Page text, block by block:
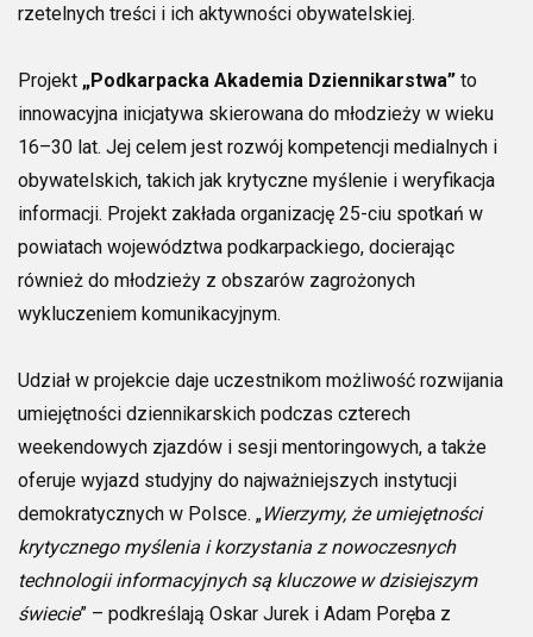
rzetelnych treści i ich aktywności obywatelskiej.
Projekt „Podkarpacka Akademia Dziennikarstwa” to
innowacyjna inicjatywa skierowana do młodzieży w wieku
16–30 lat. Jej celem jest rozwój kompetencji medialnych i
obywatelskich, takich jak krytyczne myślenie i weryfikacja
informacji. Projekt zakłada organizację 25-ciu spotkań w
powiatach województwa podkarpackiego, docierając
również do młodzieży z obszarów zagrożonych
wykluczeniem komunikacyjnym.
Udział w projekcie daje uczestnikom możliwość rozwijania
umiejętności dziennikarskich podczas czterech
weekendowych zjazdów i sesji mentoringowych, a także
oferuje wyjazd studyjny do najważniejszych instytucji
demokratycznych w Polsce. „Wierzymy, że umiejętności
krytycznego myślenia i korzystania z nowoczesnych
technologii informacyjnych są kluczowe w dzisiejszym
świecie” – podkreślają Oskar Jurek i Adam Poręba z